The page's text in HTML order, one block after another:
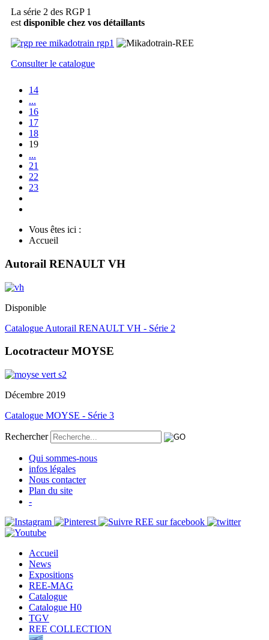
La série 2 des RGP 1
est disponible chez vos détaillants
Consulter le catalogue
14
...
16
17
18
19
...
21
22
23
Vous êtes ici :
Accueil
Autorail RENAULT VH
Disponible
Catalogue Autorail RENAULT VH - Série 2
Locotracteur MOYSE
Décembre 2019
Catalogue MOYSE - Série 3
Rechercher
Qui sommes-nous
infos légales
Nous contacter
Plan du site
-
Accueil
News
Expositions
REE-MAG
Catalogue
Catalogue H0
TGV
REE COLLECTION